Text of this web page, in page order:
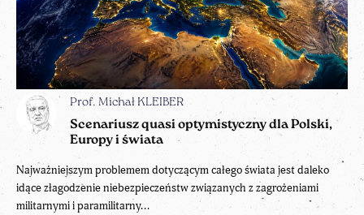
Prof. Michał KLEIBER
Scenariusz quasi optymistyczny dla Polski,
Europy i świata
Najważniejszym problemem dotyczącym całego świata jest daleko
idące złagodzenie niebezpieczeństw związanych z zagrożeniami
militarnymi i paramilitarny...